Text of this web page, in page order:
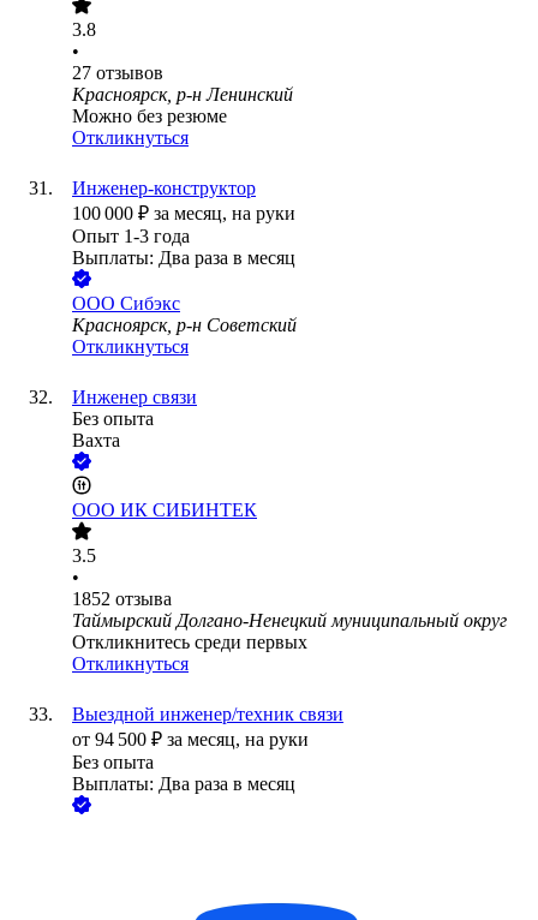
3.8
•
27 отзывов
Красноярск, р-н Ленинский
Можно без резюме
Откликнуться
Инженер-конструктор
100 000 ₽ за месяц, на руки
Опыт 1-3 года
Выплаты: Два раза в месяц
ООО Сибэкс
Красноярск, р-н Советский
Откликнуться
Инженер связи
Без опыта
Вахта
ООО ИК СИБИНТЕК
3.5
•
1852 отзыва
Таймырский Долгано-Ненецкий муниципальный округ
Откликнитесь среди первых
Откликнуться
Выездной инженер/техник связи
от 94 500 ₽ за месяц, на руки
Без опыта
Выплаты: Два раза в месяц